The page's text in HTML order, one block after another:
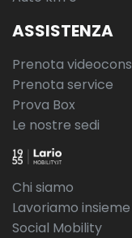
ASSISTENZA
Prenota
Prenota service
Prova Box
Le nostre sedi
Chi siamo
Lavoriamo insieme
Social Mobility